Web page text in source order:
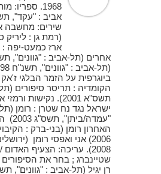
1968.
שירים: מחשבה
ארז כמעט-יפה :
ביוגרפית על הזמר הבלגי
הקומדיה : תריסר סיפורים
תשס"א 2001). נקישות
ישראל נגד נח שטרן : רומן
"עמדה/
האחרון רומן (בני-ברק :
2006) אני ואפסי רומן
2008). עריכה: הצעיף האדום /
שטיינברג ; בחר את הסיפורים